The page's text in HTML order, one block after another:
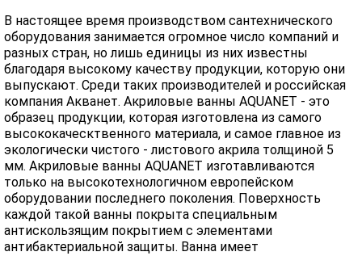
В настоящее время производством сантехнического
оборудования занимается огромное число компаний и
разных стран, но лишь единицы из них известны
благодаря высокому качеству продукции, которую они
выпускают. Среди таких производителей и российская
компания Акванет. Акриловые ванны AQUANET - это
образец продукции, которая изготовлена из самого
высококаческтвенного материала, и самое главное из
экологически чистого - листового акрила толщиной 5
мм. Акриловые ванны AQUANET изготавливаются
только на высокотехнологичном европейском
оборудовании последнего поколения. Поверхность
каждой такой ванны покрыта специальным
антискользящим покрытием с элементами
антибактериальной защиты. Ванна имеет